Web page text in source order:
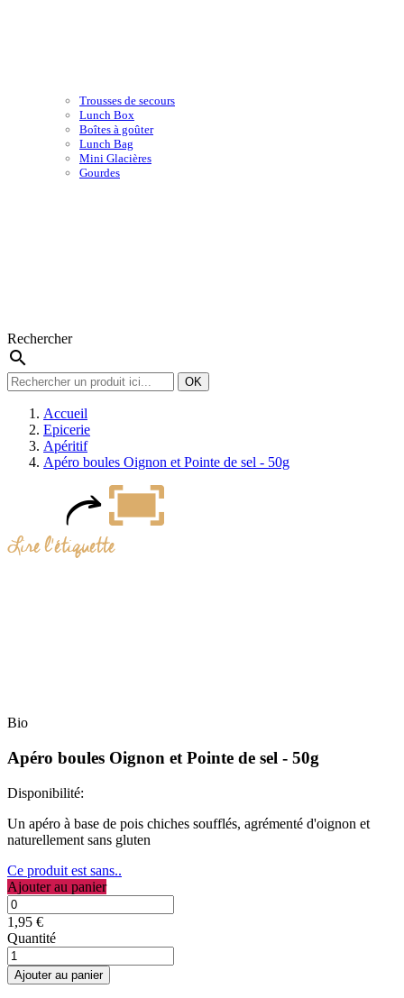
Trousses de secours
Lunch Box
Boîtes à goûter
Lunch Bag
Mini Glacières
Gourdes
Rechercher
search
OK
Accueil
Epicerie
Apéritif
Apéro boules Oignon et Pointe de sel - 50g
Bio
Apéro boules Oignon et Pointe de sel - 50g
Disponibilité:
Un apéro à base de pois chiches soufflés, agrémenté d'oignon et
naturellement sans gluten
Ce produit est sans..
Ajouter au panier
1,95 €
Quantité
Ajouter au panier